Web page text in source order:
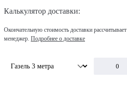
Калькулятор доставки:
Окончательную стоимость доставки рассчитывает
менеджер. Подробнее о доставке